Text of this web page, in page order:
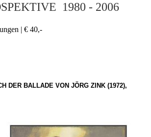
1980 - 2006
| € 40,-
DER BALLADE VON JÖRG ZINK (1972),